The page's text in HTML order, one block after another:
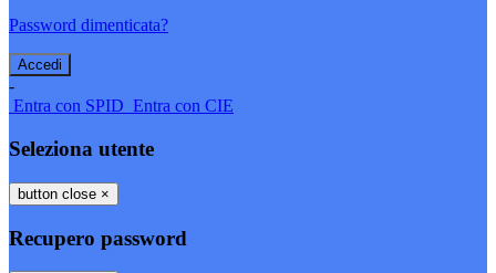
Password dimenticata?
-
Entra con SPID Entra con CIE
Seleziona utente
button close ×
Recupero password